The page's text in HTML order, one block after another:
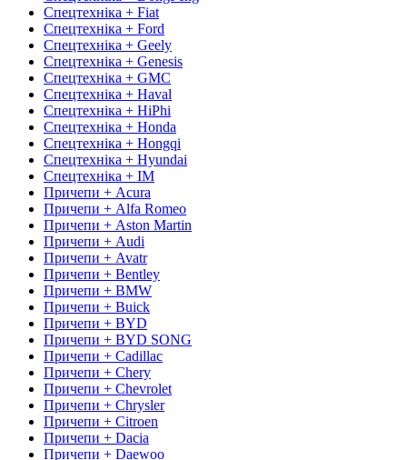
Спецтехніка + Fiat
Спецтехніка + Ford
Спецтехніка + Geely
Спецтехніка + Genesis
Спецтехніка + GMC
Спецтехніка + Haval
Спецтехніка + HiPhi
Спецтехніка + Honda
Спецтехніка + Hongqi
Спецтехніка + Hyundai
Спецтехніка + IM
Причепи + Acura
Причепи + Alfa Romeo
Причепи + Aston Martin
Причепи + Audi
Причепи + Avatr
Причепи + Bentley
Причепи + BMW
Причепи + Buick
Причепи + BYD
Причепи + BYD SONG
Причепи + Cadillac
Причепи + Chery
Причепи + Chevrolet
Причепи + Chrysler
Причепи + Citroen
Причепи + Dacia
Причепи + Daewoo